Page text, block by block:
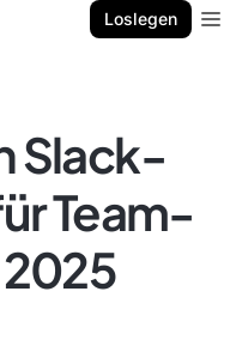
Loslegen
Slack-
Team-
2025